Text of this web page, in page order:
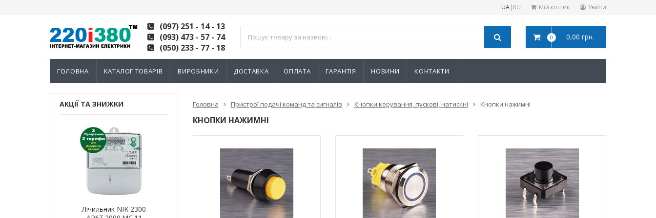
UA| RU Мій кошик Увійти
(097) 251 - 14 - 13
(093) 473 - 57 - 74
(050) 233 - 77 - 18
0 0,00 грн.
ГОЛОВНА КАТАЛОГ ТОВАРІВ ВИРОБНИКИ ДОСТАВКА ОПЛАТА ГАРАНТІЯ НОВИНИ КОНТАКТИ
АКЦІЇ ТА ЗНИЖКИ
Лічильник NIK 2300
Лічильник NIK 2300
Лічильник NIK 2300
Головна Пристрої подачі команд та сигналів Кнопки керування, пускові, натискні Кнопки нажимні
КНОПКИ НАЖИМНІ